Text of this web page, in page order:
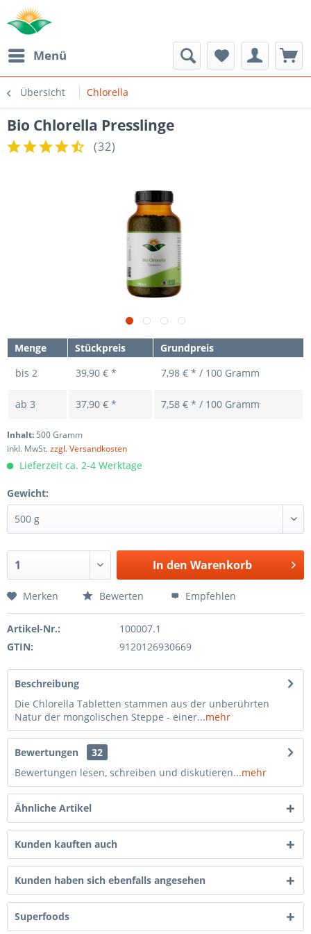
Menü
Übersicht Chlorella
Bio Chlorella Presslinge
(32)
Menge Stückpreis
Grundpreis
bis 2 39,90 € * 7,98 € * / 100 Gramm
ab 3 37,90 € * 7,58 € * / 100 Gramm
Inhalt: 500 Gramm
inkl. MwSt.zzgl. Versandkosten
Lieferzeit ca. 2-4 Werktage
Gewicht:
In den Warenkorb
Merken Bewerten Empfehlen
Artikel-Nr.:
100007.1
GTIN:
9120126930669
Beschreibung
Die Chlorella Tabletten stammen aus der unberührten
Natur der mongolischen Steppe - einer...mehr
Bewertungen
32
Bewertungen lesen, schreiben und diskutieren...mehr
Ähnliche Artikel
Kunden kauften auch
Kunden haben sich ebenfalls angesehen
Superfoods